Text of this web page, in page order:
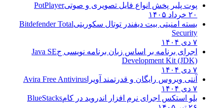
پوت پلیر پخش انواع فایل تصویری و صوتی PotPlayer
بسته امنیتی بیت دیفندر توتال سکوریتیBitdefender Total
Security
اجرای برنامه بر اساس زبان برنامه نویسی جJava SE
Development Kit (JDK)
آنتی ویروس رایگان و قدرتمند آویراAvira Free Antivirus
بلو استکس اجرای نرم افزار اندروید در کامBlueStacks